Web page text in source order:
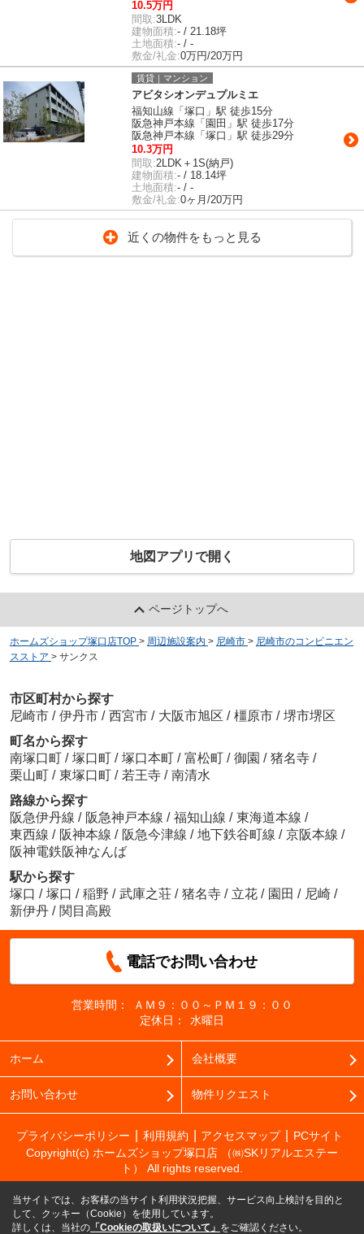
10.5万円
間取:3LDK
建物面積:- / 21.18坪
土地面積:- / -
敷金/礼金:0万円/20万円
賃貸｜マンション
アビタシオンデュプルミエ
福知山線「塚口」駅 徒歩15分
阪急神戸本線「園田」駅 徒歩17分
阪急神戸本線「塚口」駅 徒歩29分
10.3万円
間取:2LDK＋1S(納戸)
建物面積:- / 18.14坪
土地面積:- / -
敷金/礼金:0ヶ月/20万円
近くの物件をもっと見る
地図アプリで開く
ページトップへ
ホームズショップ塚口店TOP > 周辺施設案内 > 尼崎市 > 尼崎市のコンビニエン
スストア > サンクス
市区町村から探す
尼崎市 / 伊丹市 / 西宮市 / 大阪市旭区 / 橿原市 / 堺市堺区
町名から探す
南塚口町 / 塚口町 / 塚口本町 / 富松町 / 御園 / 猪名寺 /
栗山町 / 東塚口町 / 若王寺 / 南清水
路線から探す
阪急伊丹線 / 阪急神戸本線 / 福知山線 / 東海道本線 /
東西線 / 阪神本線 / 阪急今津線 / 地下鉄谷町線 / 京阪本線 /
阪神電鉄阪神なんば
駅から探す
塚口 / 塚口 / 稲野 / 武庫之荘 / 猪名寺 / 立花 / 園田 / 尼崎 /
新伊丹 / 関目高殿
電話でお問い合わせ
営業時間：
ＡＭ９：００～ＰＭ１９：００
定休日：
水曜日
ホーム 会社概要
お問い合わせ 物件リクエスト
プライバシーポリシー 利用規約 アクセスマップ
PCサイト
Copyright(c) ホームズショップ塚口店 （㈱SKリアルエステー
ト） All rights reserved.
当サイトでは、お客様の当サイト利用状況把握、サービス向上検討を目的と
して、クッキー（Cookie）を使用しています。
詳しくは、当社の 「Cookieの取扱いについて」 をご確認ください。